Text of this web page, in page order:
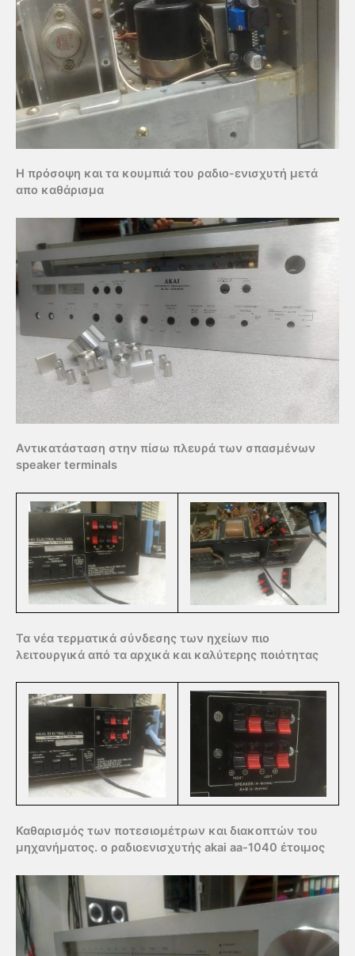
Η πρόσοψη και τα κουμπιά του ραδιο-ενισχυτή μετά
απο καθάρισμα
Αντικατάσταση στην πίσω πλευρά των σπασμένων
speaker terminals
Τα νέα τερματικά σύνδεσης των ηχείων πιο
λειτουργικά από τα αρχικά και καλύτερης ποιότητας
Καθαρισμός των ποτεσιομέτρων και διακοπτών του
μηχανήματος. ο ραδιοενισχυτής akai aa-1040 έτοιμος